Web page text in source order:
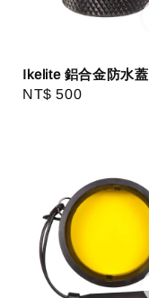
Ikelite 鋁合金防水蓋
Regular
NT$ 500